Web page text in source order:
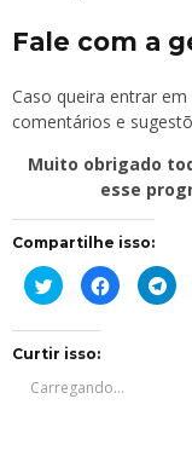
Fale com a
Caso queira entrar
comentários e
Muito obrigado
esse
Compartilhe isso:
Clique
para
compartilhar
em
janela)
Clique
para
compartilhar
janela)
Curtir isso:
Carregando...